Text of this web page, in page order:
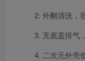
外翻清洗，
无底盖排气
二次元外壳